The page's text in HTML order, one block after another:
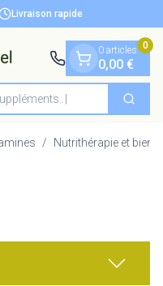
Livraison rapide
0 articles
0,00 €
0
/ Nutrithérapie et bien-